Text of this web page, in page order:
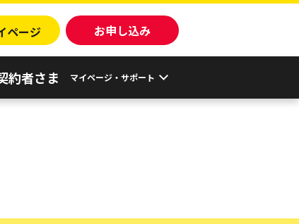
ページ お申し込み
約者さま マイページ・サポート